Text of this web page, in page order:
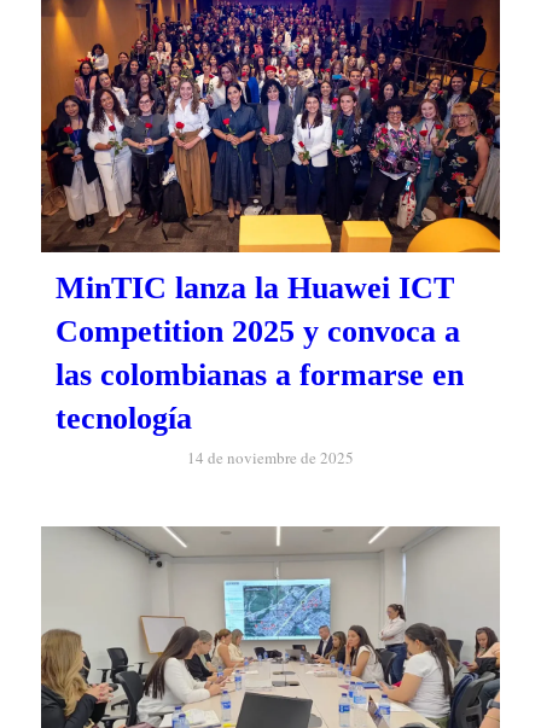
MinTIC lanza la Huawei ICT
Competition 2025 y convoca a
las colombianas a formarse en
tecnología
14 de noviembre de 2025